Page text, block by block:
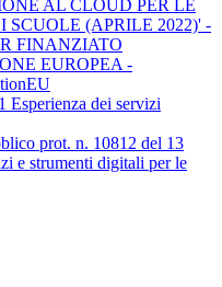
AL CLOUD PER LE
SCUOLE (APRILE 2022)' -
FINANZIATO
EUROPEA -
Esperienza dei servizi
prot. n. 10812 del 13
e strumenti digitali per le